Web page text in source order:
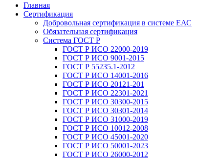
Главная
Сертификация
Добровольная сертификация в системе ЕАС
Обязательная сертификация
Система ГОСТ Р
ГОСТ Р ИСО 22000-2019
ГОСТ Р ИСО 9001-2015
ГОСТ Р 55235.1-2012
ГОСТ Р ИСО 14001-2016
ГОСТ Р ИСО 20121-201
ГОСТ Р ИСО 22301-2021
ГОСТ Р ИСО 30300-2015
ГОСТ Р ИСО 30301-2014
ГОСТ Р ИСО 31000-2019
ГОСТ Р ИСО 10012-2008
ГОСТ Р ИСО 45001-2020
ГОСТ Р ИСО 50001-2023
ГОСТ Р ИСО 26000-2012